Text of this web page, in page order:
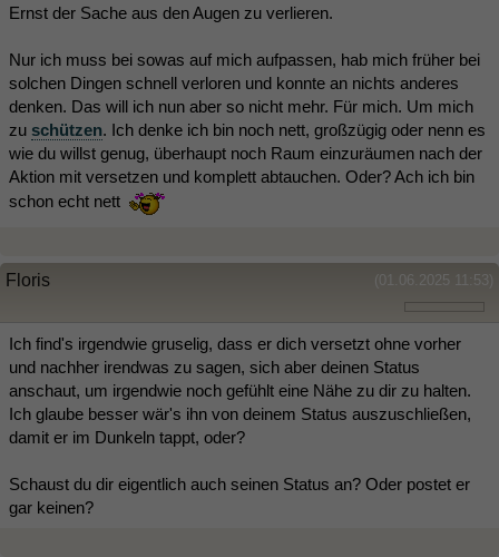
Ernst der Sache aus den Augen zu verlieren.
Nur ich muss bei sowas auf mich aufpassen, hab mich früher bei
solchen Dingen schnell verloren und konnte an nichts anderes
denken. Das will ich nun aber so nicht mehr. Für mich. Um mich
zu schützen. Ich denke ich bin noch nett, großzügig oder nenn es
wie du willst genug, überhaupt noch Raum einzuräumen nach der
Aktion mit versetzen und komplett abtauchen. Oder? Ach ich bin
schon echt nett
(01.06.2025 11:53)
Floris
Ich find's irgendwie gruselig, dass er dich versetzt ohne vorher
und nachher irendwas zu sagen, sich aber deinen Status
anschaut, um irgendwie noch gefühlt eine Nähe zu dir zu halten.
Ich glaube besser wär's ihn von deinem Status auszuschließen,
damit er im Dunkeln tappt, oder?
Schaust du dir eigentlich auch seinen Status an? Oder postet er
gar keinen?